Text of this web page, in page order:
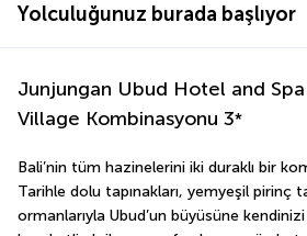
Yolculuğunuz burada başlıyor
Junjungan Ubud Hotel and
Village Kombinasyonu 3*
Bali’nin tüm hazinelerini iki duraklı bir
Tarihle dolu tapınakları, yemyeşil pirinç
ormanlarıyla Ubud’un büyüsüne kendinizi